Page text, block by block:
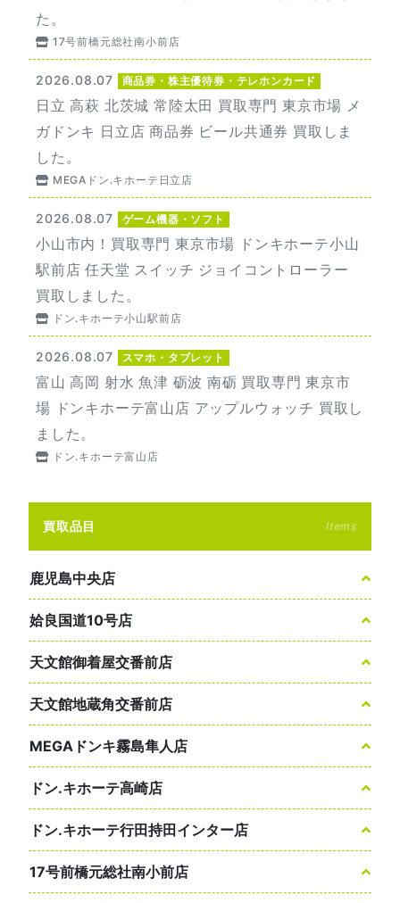
た。
17号前橋元総社南小前店
2026.08.07 商品券・株主優待券・テレホンカード
日立 高萩 北茨城 常陸太田 買取専門 東京市場 メ
ガドンキ 日立店 商品券 ビール共通券 買取しま
した。
MEGAドン.キホーテ日立店
2026.08.07 ゲーム機器・ソフト
小山市内！買取専門 東京市場 ドンキホーテ小山
駅前店 任天堂 スイッチ ジョイコントローラー
買取しました。
ドン.キホーテ小山駅前店
2026.08.07 スマホ・タブレット
富山 高岡 射水 魚津 砺波 南砺 買取専門 東京市
場 ドンキホーテ富山店 アップルウォッチ 買取し
ました。
ドン.キホーテ富山店
買取品目 Items
鹿児島中央店
姶良国道10号店
天文館御着屋交番前店
天文館地蔵角交番前店
MEGAドンキ霧島隼人店
ドン.キホーテ高崎店
ドン.キホーテ行田持田インター店
17号前橋元総社南小前店